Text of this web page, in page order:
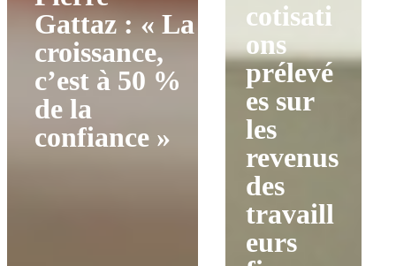
Gattaz : « La
croissance,
c’est à 50 %
de la
confiance »
cotisati
ons
prélevé
es sur
les
revenus
des
travaill
eurs